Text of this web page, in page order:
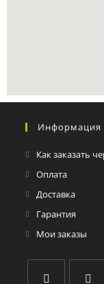
Информация
Как заказать
Оплата
Доставка
Гарантия
Мои заказы